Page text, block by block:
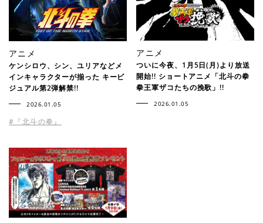
アニメ
ケンシロウ、シン、ユリアなどメ
インキャラクターが揃った キービ
ジュアル第2弾解禁!!
2026.01.05
#『北斗の拳』
アニメ
ついに今夜、1月5日(月)より放送
開始!! ショートアニメ「北斗の拳
拳王軍ザコたちの挽歌」!!
2026.01.05